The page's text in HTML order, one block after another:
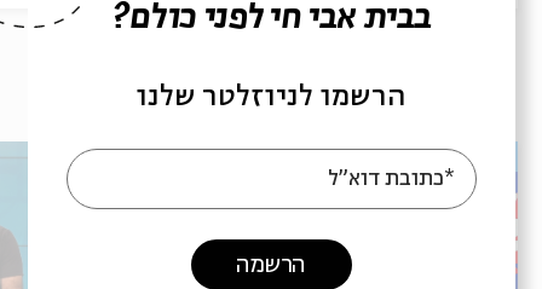
עוד בבית אבי חי
בבית אבי חי לפני כולם?
הרשמו לניוזלטר שלנו
*כתובת דוא"ל
הרשמה